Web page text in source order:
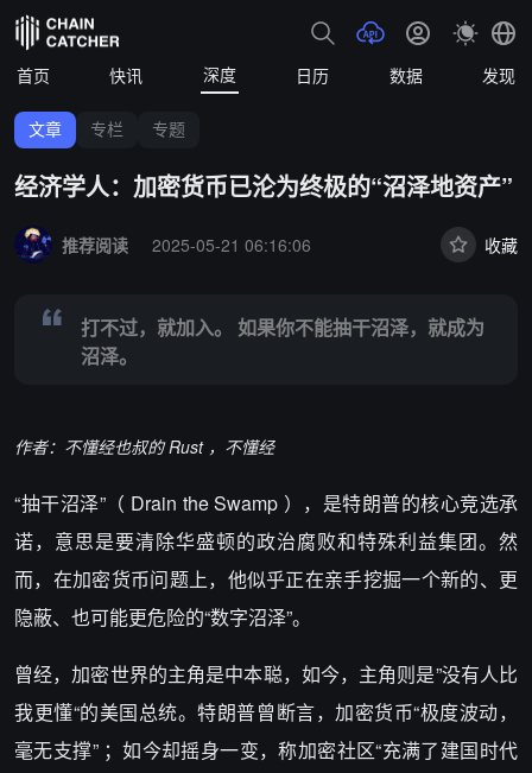
首页 快讯 深度 日历 数据 发现
文章 专栏 专题
经济学人：加密货币已沦为终极的“沼泽地资产”
推荐阅读
2025-05-21 06:16:06 收藏
打不过，就加入。 如果你不能抽干沼泽，就成为
沼泽。
作者：不懂经也叔的 Rust ，不懂经
“抽干沼泽”（ Drain the Swamp ），是特朗普的核心竞选承
诺，意思是要清除华盛顿的政治腐败和特殊利益集团。然
而，在加密货币问题上，他似乎正在亲手挖掘一个新的、更
隐蔽、也可能更危险的“数字沼泽”。
曾经，加密世界的主角是中本聪，如今，主角则是”没有人比
我更懂“的美国总统。特朗普曾断言，加密货币“极度波动，
毫无支撑” ；如今却摇身一变，称加密社区“充满了建国时代